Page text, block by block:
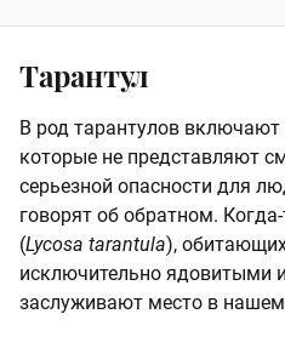
Тарантул
В род тарантулов
которые не представляют
серьезной опасности для
говорят об обратном.
(Lycosa tarantula),
исключительно ядовитыми
заслуживают место в